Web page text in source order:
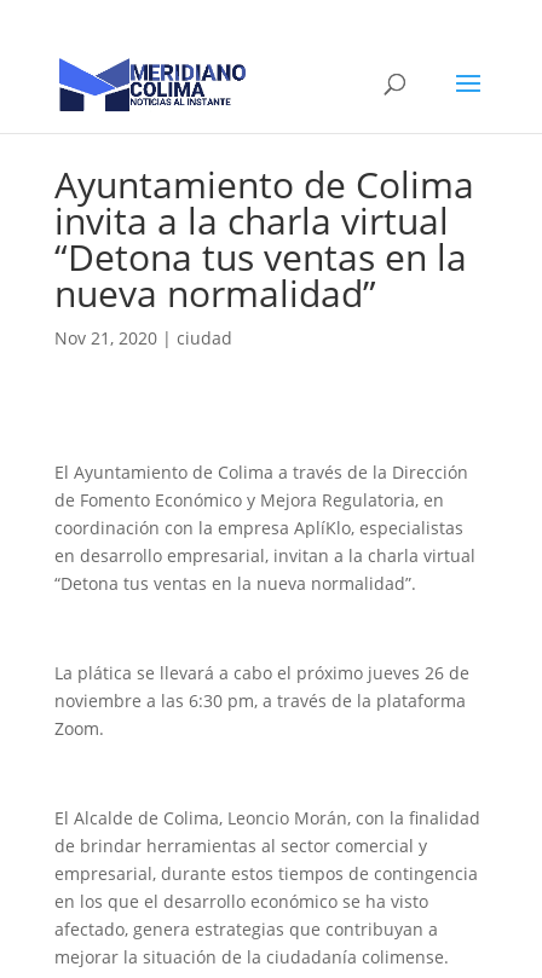
Ayuntamiento de Colima
invita a la charla virtual
“Detona tus ventas en la
nueva normalidad”
Nov 21, 2020| ciudad
El Ayuntamiento de Colima a través de la Dirección
de Fomento Económico y Mejora Regulatoria, en
coordinación con la empresa AplíKlo, especialistas
en desarrollo empresarial, invitan a la charla virtual
“Detona tus ventas en la nueva normalidad”.
La plática se llevará a cabo el próximo jueves 26 de
noviembre a las 6:30 pm, a través de la plataforma
Zoom.
El Alcalde de Colima, Leoncio Morán, con la finalidad
de brindar herramientas al sector comercial y
empresarial, durante estos tiempos de contingencia
en los que el desarrollo económico se ha visto
afectado, genera estrategias que contribuyan a
mejorar la situación de la ciudadanía colimense.